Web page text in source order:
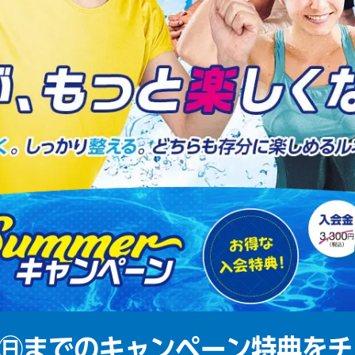
までのキャンペーン特典を